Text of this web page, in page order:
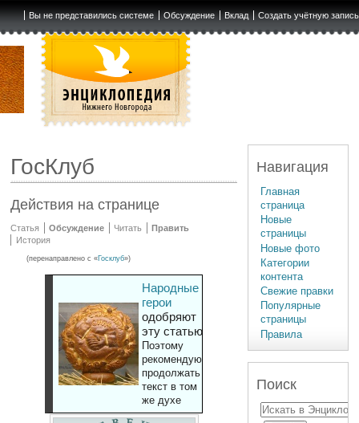
Вы не представились системе Обсуждение Вклад Создать учётную запись
ГосКлуб
Действия на странице
Статья Обсуждение Читать
Править
История
(перенаправлено с «Госклуб»)
Народные
герои
одобряют
эту статью
Поэтому
рекомендуют
продолжать
текст в том
же духе
Навигация
Главная
страница
Новые
страницы
Новые фото
Категории
контента
Свежие правки
Популярные
страницы
Правила
Поиск